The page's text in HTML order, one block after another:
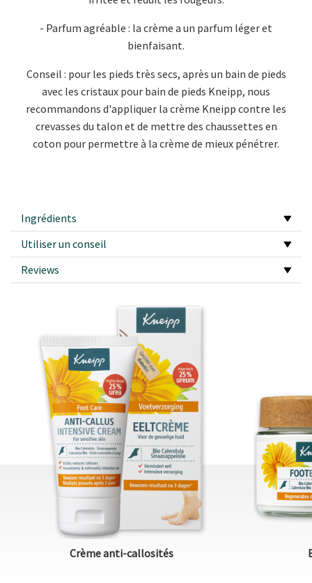
- Parfum agréable : la crème a un parfum léger et
bienfaisant.
Conseil : pour les pieds très secs, après un bain de pieds
avec les cristaux pour bain de pieds Kneipp, nous
recommandons d'appliquer la crème Kneipp contre les
crevasses du talon et de mettre des chaussettes en
coton pour permettre à la crème de mieux pénétrer.
Ingrédients
Utiliser un conseil
Reviews
Crème anti-callosités